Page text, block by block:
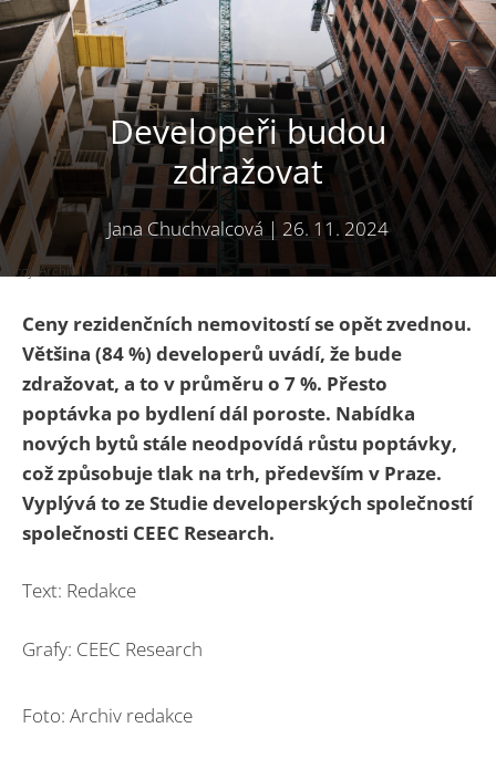
Developeři budou
zdražovat
Jana Chuchvalcová | 26. 11. 2024
Zdroj: Archiv
Ceny rezidenčních nemovitostí se opět zvednou.
Většina (84 %) developerů uvádí, že bude
zdražovat, a to v průměru o 7 %. Přesto
poptávka po bydlení dál poroste. Nabídka
nových bytů stále neodpovídá růstu poptávky,
což způsobuje tlak na trh, především v Praze.
Vyplývá to ze Studie developerských společností
společnosti CEEC Research.
Text: Redakce
Grafy: CEEC Research
Foto: Archiv redakce